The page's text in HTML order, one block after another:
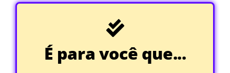
É para você que...